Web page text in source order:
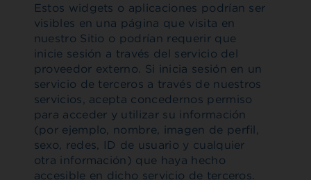
Estos widgets o aplicaciones podrían ser
visibles en una página que visita en
nuestro Sitio o podrían requerir que
inicie sesión a través del servicio del
proveedor externo. Si inicia sesión en un
servicio de terceros a través de nuestros
servicios, acepta concedernos permiso
para acceder y utilizar su información
(por ejemplo, nombre, imagen de perfil,
sexo, redes, ID de usuario y cualquier
otra información) que haya hecho
accesible en dicho servicio de terceros.